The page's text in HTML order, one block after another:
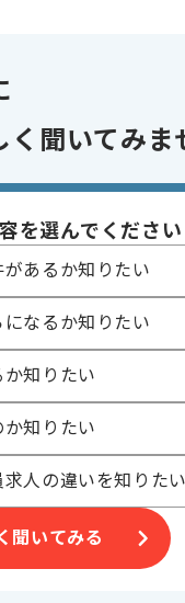
経験
の作成運用経験
み可能なケースもございま
躍中 , 30代活躍中 , 長
く聞いてみま
を選んでください
あるか知りたい
なるか知りたい
知りたい
知りたい
人の違いを知りたい
聞いてみる